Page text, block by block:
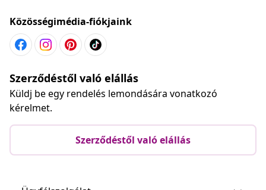
Közösségimédia-fiókjaink
Szerződéstől való elállás
Küldj be egy rendelés lemondására vonatkozó
kérelmet.
Szerződéstől való elállás